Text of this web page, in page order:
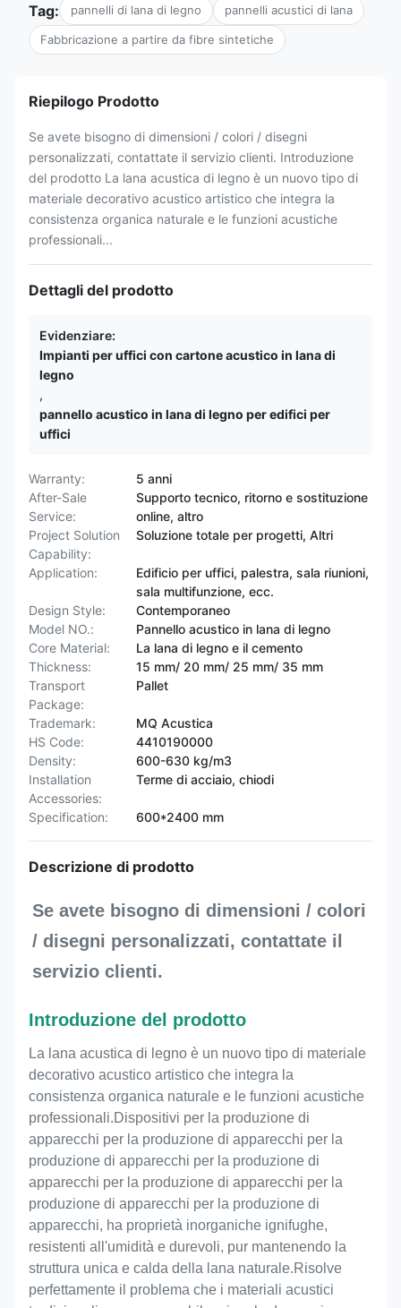
Tag: pannelli di lana di legno pannelli acustici di lana
Fabbricazione a partire da fibre sintetiche
Riepilogo Prodotto
Se avete bisogno di dimensioni / colori / disegni
personalizzati, contattate il servizio clienti. Introduzione
del prodotto La lana acustica di legno è un nuovo tipo di
materiale decorativo acustico artistico che integra la
consistenza organica naturale e le funzioni acustiche
professionali...
Dettagli del prodotto
Evidenziare:
Impianti per uffici con cartone acustico in lana di
legno
,
pannello acustico in lana di legno per edifici per
uffici
Warranty:
5 anni
After-Sale
Service:
Supporto tecnico, ritorno e sostituzione
online, altro
Project Solution
Capability:
Soluzione totale per progetti, Altri
Application:
Edificio per uffici, palestra, sala riunioni,
sala multifunzione, ecc.
Design Style:
Contemporaneo
Model NO.:
Pannello acustico in lana di legno
Core Material:
La lana di legno e il cemento
Thickness:
15 mm/ 20 mm/ 25 mm/ 35 mm
Transport
Package:
Pallet
Trademark:
MQ Acustica
HS Code:
4410190000
Density:
600-630 kg/m3
Installation
Accessories:
Terme di acciaio, chiodi
Specification: 600*2400 mm
Descrizione di prodotto
Se avete bisogno di dimensioni / colori
/ disegni personalizzati, contattate il
servizio clienti.
Introduzione del prodotto
La lana acustica di legno è un nuovo tipo di materiale
decorativo acustico artistico che integra la
consistenza organica naturale e le funzioni acustiche
professionali.Dispositivi per la produzione di
apparecchi per la produzione di apparecchi per la
produzione di apparecchi per la produzione di
apparecchi per la produzione di apparecchi per la
produzione di apparecchi per la produzione di
apparecchi, ha proprietà inorganiche ignifughe,
resistenti all'umidità e durevoli, pur mantenendo la
struttura unica e calda della lana naturale.Risolve
perfettamente il problema che i materiali acustici